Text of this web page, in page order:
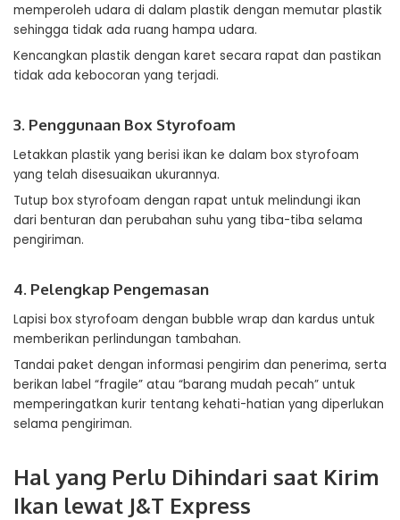
memperoleh udara di dalam plastik dengan memutar plastik
sehingga tidak ada ruang hampa udara.
Kencangkan plastik dengan karet secara rapat dan pastikan
tidak ada kebocoran yang terjadi.
3. Penggunaan Box Styrofoam
Letakkan plastik yang berisi ikan ke dalam box styrofoam
yang telah disesuaikan ukurannya.
Tutup box styrofoam dengan rapat untuk melindungi ikan
dari benturan dan perubahan suhu yang tiba-tiba selama
pengiriman.
4. Pelengkap Pengemasan
Lapisi box styrofoam dengan bubble wrap dan kardus untuk
memberikan perlindungan tambahan.
Tandai paket dengan informasi pengirim dan penerima, serta
berikan label “fragile” atau “barang mudah pecah” untuk
memperingatkan kurir tentang kehati-hatian yang diperlukan
selama pengiriman.
Hal yang Perlu Dihindari saat Kirim
Ikan lewat J&T Express